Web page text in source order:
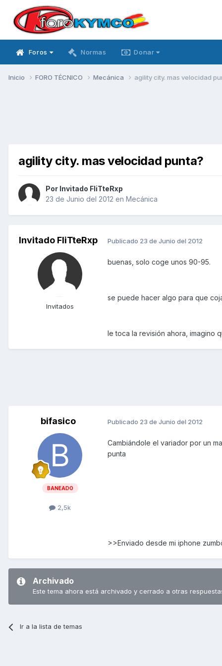
Foros Normas Donar
Inicio FORO TÉCNICO Mecánica agility city. mas velocidad
agility city. mas velocidad punta?
Por Invitado FliTteRxp
23 de Junio del 2012 en Mecánica
Invitado FliTteRxp
Invitados
Publicado 23 de Junio del 2012
buenas, solo coge unos 90-95.
se puede hacer algo para que
le toca la revisión ahora, imagino
bifasico
BANEADO
2,5k
Publicado 23 de Junio del 2012
Cambiándole el variador por un
punta
>>Enviado desde mi iphone
Archivado
Este tema ahora está archivado y cerrado a otras
Ir a la lista de temas